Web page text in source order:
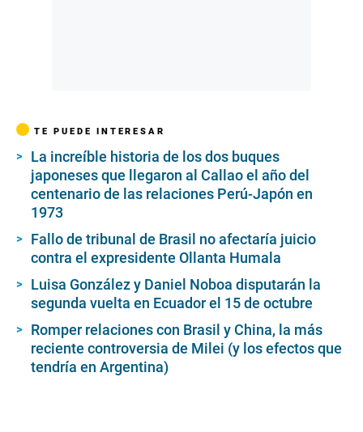
TE PUEDE INTERESAR
La increíble historia de los dos buques
japoneses que llegaron al Callao el año del
centenario de las relaciones Perú-Japón en
1973
Fallo de tribunal de Brasil no afectaría juicio
contra el expresidente Ollanta Humala
Luisa González y Daniel Noboa disputarán la
segunda vuelta en Ecuador el 15 de octubre
Romper relaciones con Brasil y China, la más
reciente controversia de Milei (y los efectos que
tendría en Argentina)